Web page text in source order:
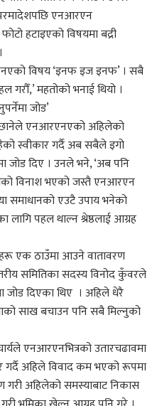
एनआरएन
हटाइएको विषयमा बद्री
विषय ‘इनफ इज इनफ’ । सबै
महतोको भनाई थियो ।
जोड’
एनआरएनएको अहिलेको
स्वीकार गर्दै अब सबैले इगो
जोड दिए । उनले भने, ‘अब पनि
विनाश भएको जस्तै एनआरएन
समाधानको एउटै उपाय भनेको
लागि पहल थाल्न श्रेष्ठलाई आग्रह
एक ठाउँमा आउने वातावरण
समितिका सदस्य विनोद कुँवरले
जोड दिएका थिए । अहिले धेरै
साख बचाउन पनि सबै मिल्नुको
एनआरएनभित्रको उतारचढावमा
अहिले विवाद कम भएको रूपमा
गरी अहिलेको समस्याबाट निकास